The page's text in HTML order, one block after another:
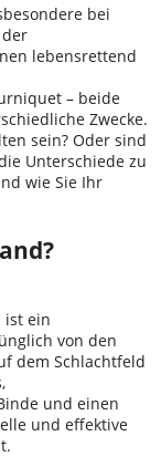
bei
lebensrettend
– beide
Zwecke.
sein? Oder sind
Unterschiede zu
wie Sie Ihr
ist ein
von den
dem Schlachtfeld
und einen
und effektive